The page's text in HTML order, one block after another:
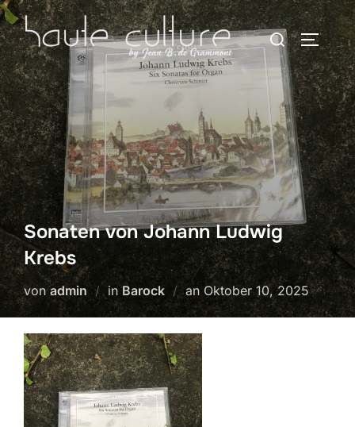
Zum
Inhalt
springen
Suchen
nach:
Sonaten von Johann Ludwig
Krebs
vonadmin inBarock an Veröffentlicht
am
Oktober 10, 2025